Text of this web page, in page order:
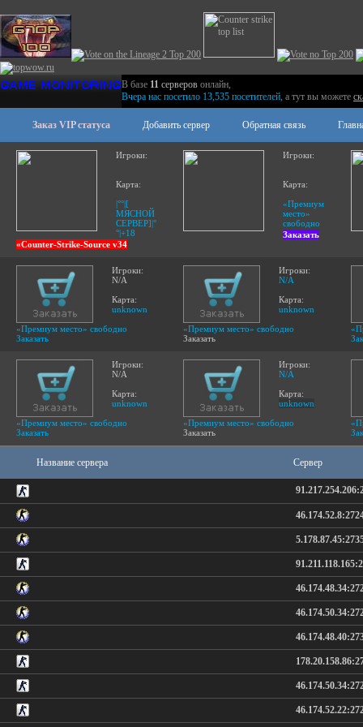
В базе 11 серверов онлайн,
Вчера нас посетило 13,535 посетителей, а тут вы можете
Заказ VIP статуса Добавить сервер Обратная связь
Игроки:
Карта:
|°°|[
МЯСНОЙ
СЕРВЕР]|°
°|+18
«Counter-Strike-Source v34
Игроки:
Карта:
«Премиум
место»
свободно
Заказать
Игроки:
N/A
Карта:
unknown
«Премиум место» свободно
Заказать
Игроки:
N/A
Карта:
unknown
«Премиум место» свободно
Заказать
Игроки:
N/A
Карта:
unknown
«Премиум место» свободно
Заказать
Игроки:
N/A
Карта:
unknown
«Премиум место» свободно
Заказать
Название сервера Сервер